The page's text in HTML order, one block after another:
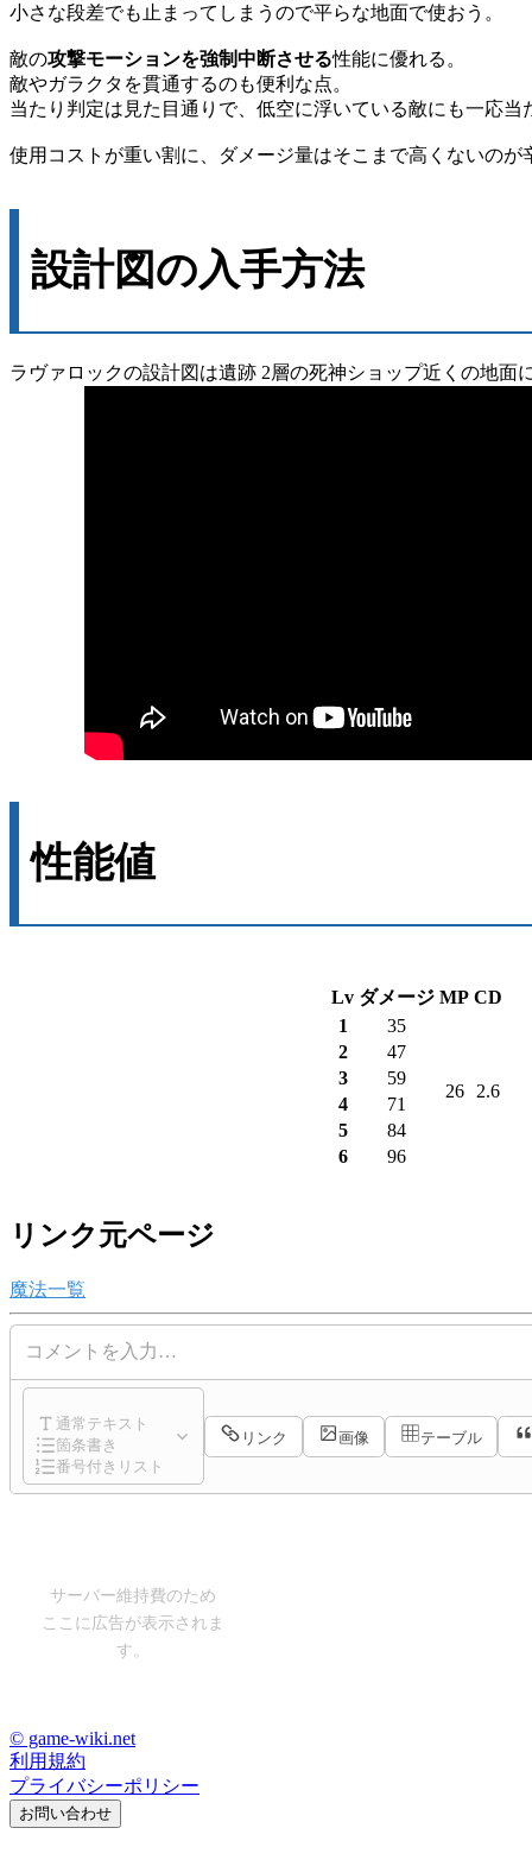
小さな段差でも止まってしまうので平らな地面で使おう。
敵の攻撃モーションを強制中断させる性能に優れる。
敵やガラクタを貫通するのも便利な点。
当たり判定は見た目通りで、低空に浮いている敵にも一応当
使用コストが重い割に、ダメージ量はそこまで高くないのが
設計図の入手方法
ラヴァロックの設計図は遺跡 2層の死神ショップ近くの地面
性能値
Lv ダメージ MP CD
1
35
26 2.6
2
47
3
59
4
71
5
84
6
96
リンク元ページ
魔法一覧
コメントを入力…
通常テキスト
箇条書き
番号付きリスト
リンク 画像 テーブル
サーバー維持費のため
ここに広告が表示されま
す。
© game-wiki.net
利用規約
プライバシーポリシー
お問い合わせ